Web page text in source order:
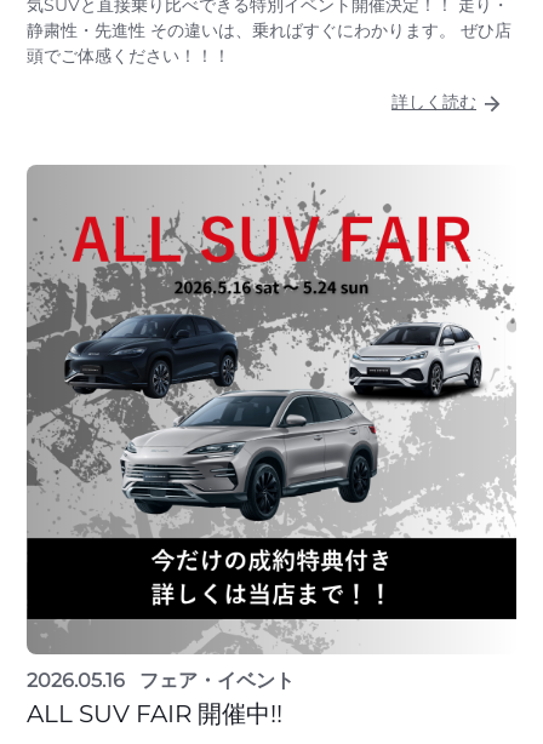
気SUVと直接乗り比べできる特別イベント開催決定！！ 走り・
静粛性・先進性 その違いは、乗ればすぐにわかります。 ぜひ店
頭でご体感ください！！！
詳しく読む
2026.05.16 フェア・イベント
ALL SUV FAIR 開催中!!